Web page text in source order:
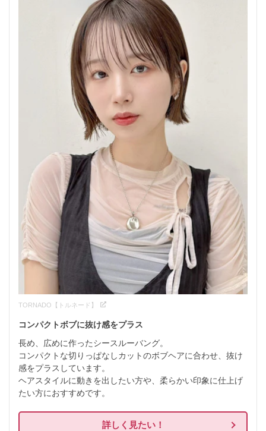
TORNADO【トルネード】
コンパクトボブに抜け感をプラス
長め、広めに作ったシースルーバング。
コンパクトな切りっぱなしカットのボブヘアに合わせ、抜け
感をプラスしています。
ヘアスタイルに動きを出したい方や、柔らかい印象に仕上げ
たい方におすすめです。
詳しく見たい！